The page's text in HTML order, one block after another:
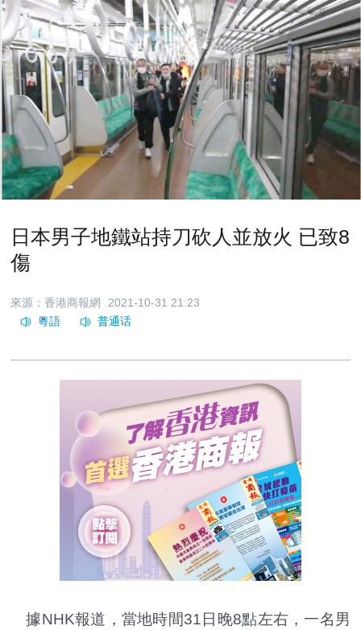
日本男子地鐵站持刀砍人並放火 已致8
傷
來源：香港商報網 2021-10-31 21:23
據NHK報道，當地時間31日晚8點左右，一名男